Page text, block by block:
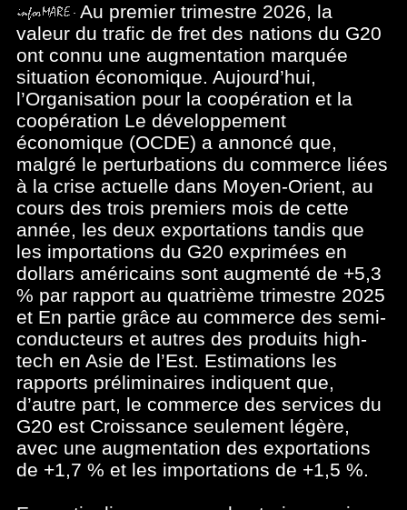
Au premier trimestre 2026, la
valeur du trafic de fret des nations du G20
ont connu une augmentation marquée
situation économique. Aujourd’hui,
l’Organisation pour la coopération et la
coopération Le développement
économique (OCDE) a annoncé que,
malgré le perturbations du commerce liées
à la crise actuelle dans Moyen-Orient, au
cours des trois premiers mois de cette
année, les deux exportations tandis que
les importations du G20 exprimées en
dollars américains sont augmenté de +5,3
% par rapport au quatrième trimestre 2025
et En partie grâce au commerce des semi-
conducteurs et autres des produits high-
tech en Asie de l’Est. Estimations les
rapports préliminaires indiquent que,
d’autre part, le commerce des services du
G20 est Croissance seulement légère,
avec une augmentation des exportations
de +1,7 % et les importations de +1,5 %.